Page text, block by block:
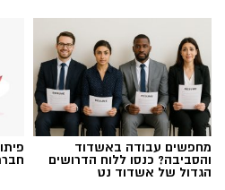
מחפשים עבודה באשדוד
והסביבה? כנסו ללוח הדרושים
הגדול של אשדוד נט